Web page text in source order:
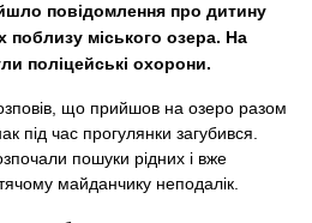
повідомлення про дитину
міського озера. На
поліцейські охорони.
що прийшов на озеро разом
під час прогулянки загубився.
пошуки рідних і вже
майданчику неподалік.